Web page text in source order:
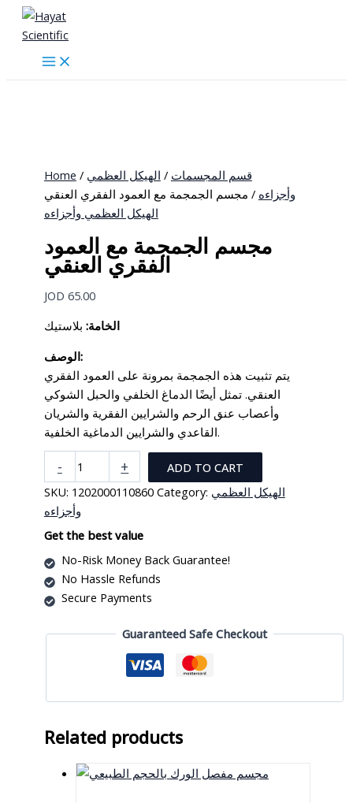
Skip
content
Home / قسم المجسمات / الهيكل العظمي
وأجزاءه / مجسم الجمجمة مع العمود الفقري العنقي
الهيكل العظمي وأجزاءه
مجسم الجمجمة مع العمود
الفقري العنقي
JOD 65.00
الخامة: بلاستيك
الوصف:
يتم تثبيت هذه الجمجمة بمرونة على العمود الفقري
العنقي. تمثل أيضًا الدماغ الخلفي والحبل الشوكي
وأعصاب عنق الرحم والشرايين الفقرية والشريان
القاعدي والشرايين الدماغية الخلفية.
-
الجمجمة
مع
العمود
الفقري
العنقي
quantity
+
ADD TO CART
SKU: 1202000110860 Category: الهيكل العظمي
وأجزاءه
Get the best value
No-Risk Money Back Guarantee!
No Hassle Refunds
Secure Payments
Guaranteed Safe Checkout
Related products